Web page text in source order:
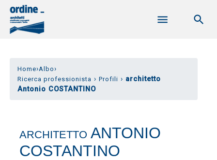
Home›Albo›
Ricerca professionista › Profili › architetto
Antonio COSTANTINO
ARCHITETTO ANTONIO
COSTANTINO